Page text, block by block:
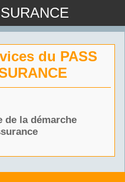
du PASS
la démarche